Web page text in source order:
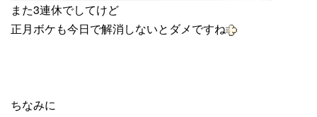
また3連休でしてけど
正月ボケも今日で解消しないとダメですね
ちなみに